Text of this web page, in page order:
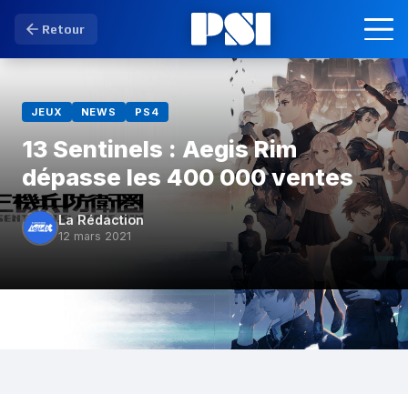
Retour
JEUX NEWS PS4
13 Sentinels : Aegis Rim
dépasse les 400 000 ventes
La Rédaction
12 mars 2021